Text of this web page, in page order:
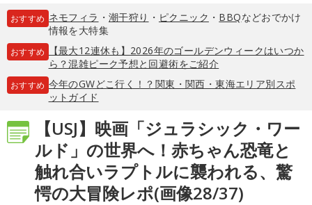
おすすめ ネモフィラ ・ 潮干狩り ・ ピクニック ・ BBQなどおでかけ
情報を大特集
おすすめ
【最大12連休も】2026年のゴールデンウィークはいつか
ら？混雑ピーク予想と回避術をご紹介
おすすめ 今年のGWどこ行く！？関東・関西・東海エリア別スポ
ットガイド
【USJ】映画「ジュラシック・ワー
ルド」の世界へ！赤ちゃん恐竜と
触れ合いラプトルに襲われる、驚
愕の大冒険レポ(画像28/37)